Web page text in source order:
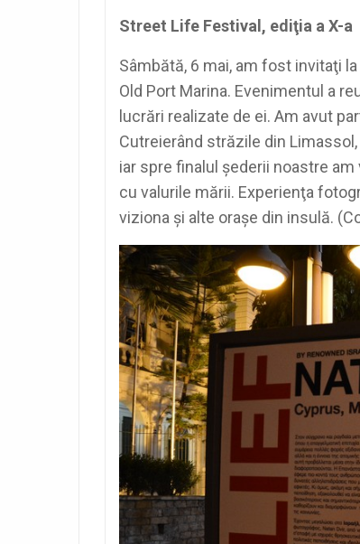
Street Life Festival, ediţia a X-a
Sâmbătă, 6 mai, am fost invitaţi
Old Port Marina. Evenimentul a
lucrări realizate de ei. Am avut
Cutreierând străzile din
iar spre finalul şederii noastre
cu valurile mării. Experienţa
viziona şi alte oraşe din insulă.